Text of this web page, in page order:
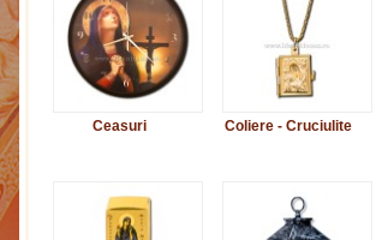
Ceasuri Coliere - Cruciulite